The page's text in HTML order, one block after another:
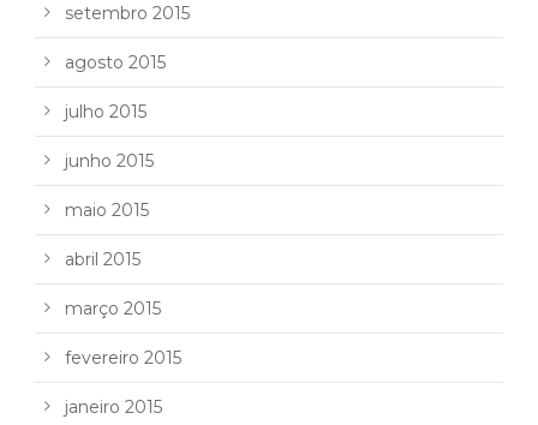
setembro 2015
agosto 2015
julho 2015
junho 2015
maio 2015
abril 2015
março 2015
fevereiro 2015
janeiro 2015